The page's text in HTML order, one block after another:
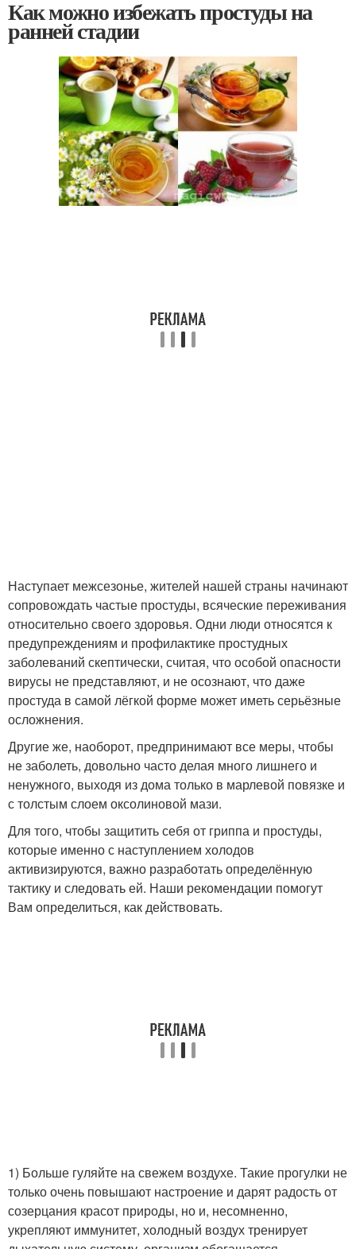
Как можно избежать простуды на
ранней стадии
Наступает межсезонье, жителей нашей страны начинают
сопровождать частые простуды, всяческие переживания
относительно своего здоровья. Одни люди относятся к
предупреждениям и профилактике простудных
заболеваний скептически, считая, что особой опасности
вирусы не представляют, и не осознают, что даже
простуда в самой лёгкой форме может иметь серьёзные
осложнения.
Другие же, наоборот, предпринимают все меры, чтобы
не заболеть, довольно часто делая много лишнего и
ненужного, выходя из дома только в марлевой повязке и
с толстым слоем оксолиновой мази.
Для того, чтобы защитить себя от гриппа и простуды,
которые именно с наступлением холодов
активизируются, важно разработать определённую
тактику и следовать ей. Наши рекомендации помогут
Вам определиться, как действовать.
1) Больше гуляйте на свежем воздухе. Такие прогулки не
только очень повышают настроение и дарят радость от
созерцания красот природы, но и, несомненно,
укрепляют иммунитет, холодный воздух тренирует